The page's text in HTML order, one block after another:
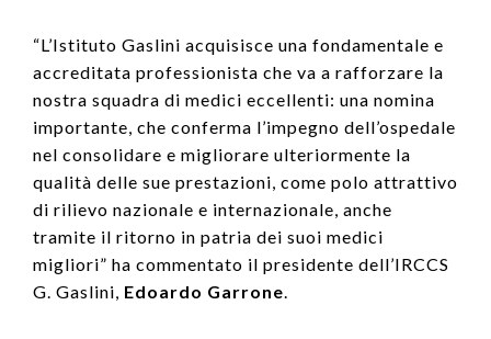
“L’Istituto Gaslini acquisisce una fondamentale e
accreditata professionista che va a rafforzare la
nostra squadra di medici eccellenti: una nomina
importante, che conferma l’impegno dell’ospedale
nel consolidare e migliorare ulteriormente la
qualità delle sue prestazioni, come polo attrattivo
di rilievo nazionale e internazionale, anche
tramite il ritorno in patria dei suoi medici
migliori” ha commentato il presidente dell’IRCCS
G. Gaslini, Edoardo Garrone